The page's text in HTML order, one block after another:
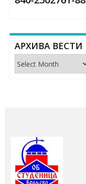
АРХИВА ВЕСТИ
Архива
вести